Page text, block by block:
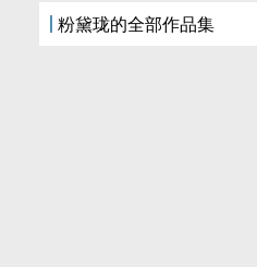
粉黛珑的全部作品集